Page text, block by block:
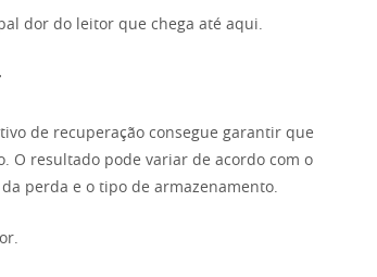
dor do leitor que chega até aqui.
de recuperação consegue garantir que
O resultado pode variar de acordo com o
perda e o tipo de armazenamento.